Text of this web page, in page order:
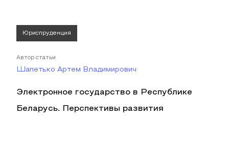
Юриспруденция
Автор статьи
Шапетько Артем Владимирович
Электронное государство в Республике
Беларусь. Перспективы развития